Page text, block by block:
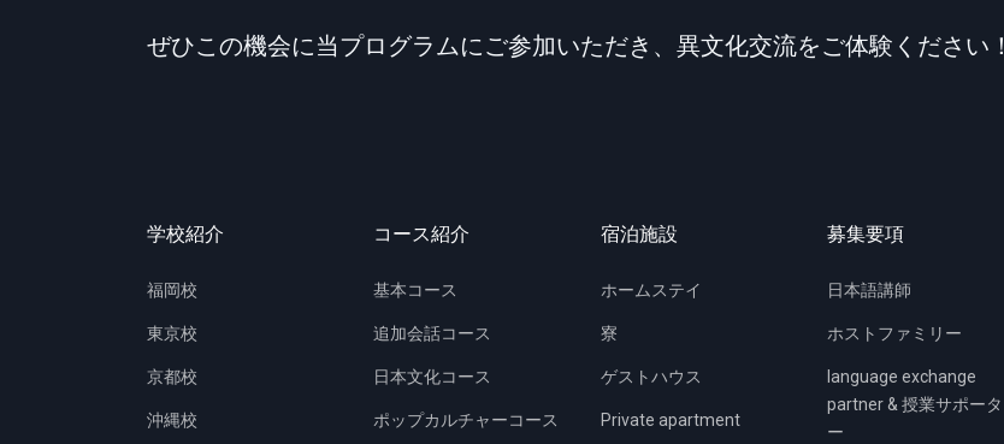
ぜひこの機会に当プログラムにご参加いただき、異文化交流をご体験ください！
学校紹介
福岡校
東京校
京都校
沖縄校
コース紹介
基本コース
追加会話コース
日本文化コース
ポップカルチャーコース
宿泊施設
ホームステイ
寮
ゲストハウス
Private apartment
募集要項
日本語講師
ホストファミリー
language exchange
partner & 授業サポータ
ー